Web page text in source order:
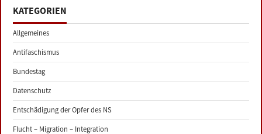
KATEGORIEN
Allgemeines
Antifaschismus
Bundestag
Datenschutz
Entschädigung der Opfer des NS
Flucht – Migration – Integration